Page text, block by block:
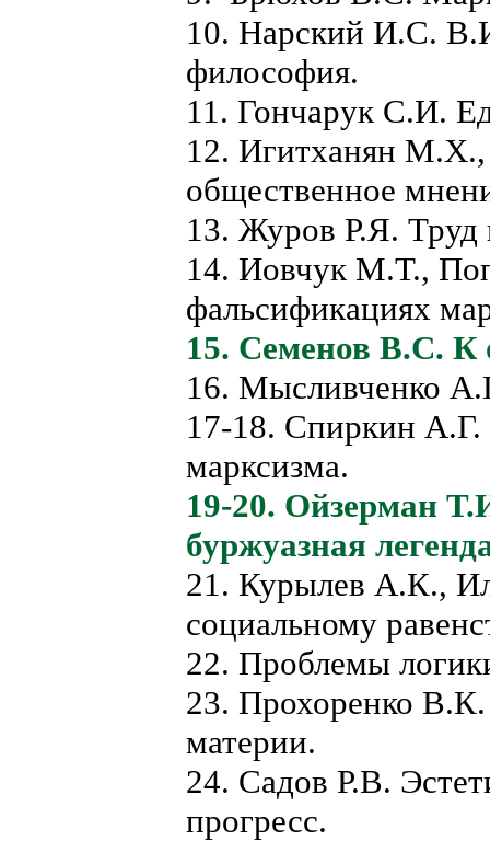
10. Нарский И.С.
философия.
11. Гончарук С.И.
12. Игитханян М.X.,
общественное
13. Журов Р.Я. Труд
14. Иовчук М.Т.,
фальсификациях
15. Семенов В.С. К
16. Мысливченко
17-18. Спиркин
марксизма.
19-20. Ойзерман
буржуазная
21. Курылев А.К.,
социальному
22. Проблемы
23. Прохоренко
материи.
24. Садов Р.В.
прогресс.